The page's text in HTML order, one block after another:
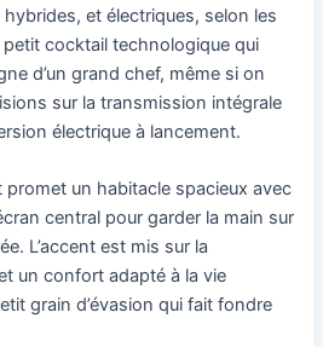
et électriques, selon les
cocktail technologique qui
d’un grand chef, même si on
sur la transmission intégrale
électrique à lancement.
promet un habitacle spacieux avec
central pour garder la main sur
L’accent est mis sur la
un confort adapté à la vie
grain d’évasion qui fait fondre